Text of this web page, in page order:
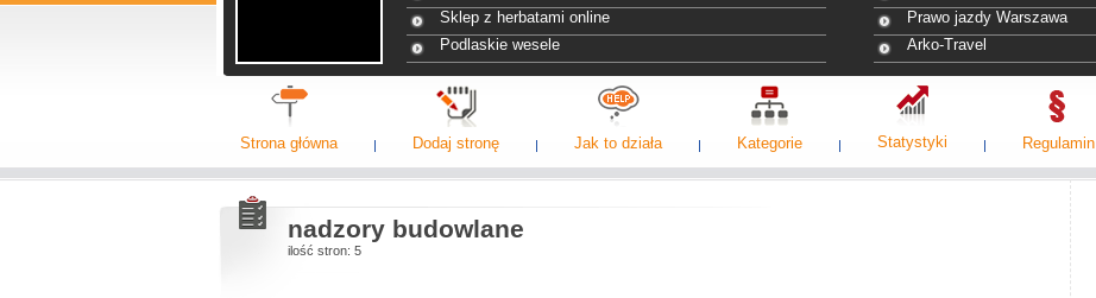
Sklep z herbatami online
Prawo jazdy Warszawa
Podlaskie wesele
Arko-Travel
Strona główna Dodaj stronę Jak to działa Kategorie Statystyki Regulamin
nadzory budowlane
ilość stron: 5